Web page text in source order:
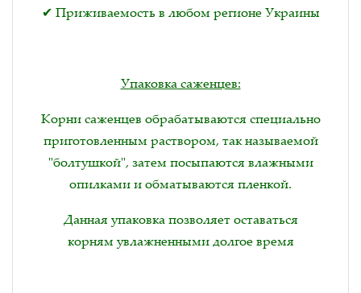
✔ Приживаемость в любом регионе Украины
Упаковка саженцев:
Корни саженцев обрабатываются специально
приготовленным раствором, так называемой
"болтушкой", затем посыпаются влажными
опилками и обматываются пленкой.
Данная упаковка позволяет оставаться
корням увлажненными долгое время